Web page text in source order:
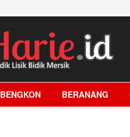
BENGKON BERANANG